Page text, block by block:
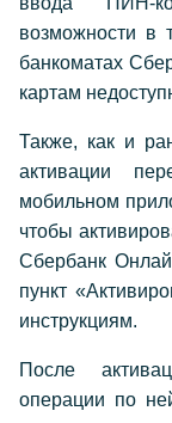
возможности в
банкоматах
картам
Также, как и
активации
мобильном
чтобы
Сбербанк
пункт
инструкциям.
После
операции по